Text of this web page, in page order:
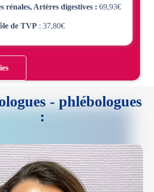
rénales, Artères digestives : 69,93€
de TVP: 37,80€
- phlébologues
: